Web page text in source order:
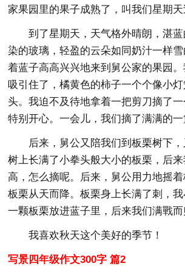
家果园里的果子成熟了，叫我们星期天
到了星期天，天气格外晴朗，湛
染的玻璃，轻盈的云朵如同奶汁一样
着蓝子高高兴兴地来到舅公家的果园
吸引住了，橘黄色的柿子一个个像小
头。我迫不及待地拿着一把剪刀摘了
特别开心。一会儿，我们摘了满满的一
后来，舅公又陪我们到板栗树下
树上长满了小拳头般大小的板栗，后
高，怎么摘呢。后来，舅公用力地摇
板栗从天而降。板栗身上长满了刺，
一颗板栗放进蓝子里，后来我们满戰而
我喜欢秋天这个美好的季节！
写景四年级作文300字 篇2